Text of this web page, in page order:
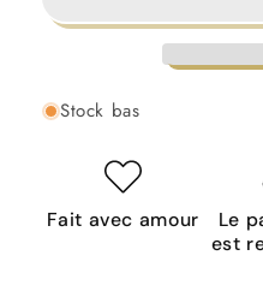
doudou
doudou
Stock bas
Fait avec amour
Le
est